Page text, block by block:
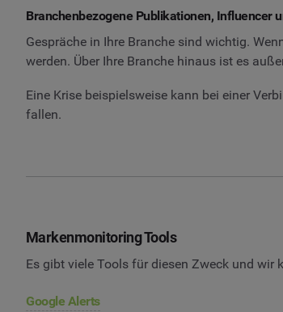
Branchenbezogene Publikationen, Influencer
Gespräche in Ihre Branche sind wichtig.
werden. Über Ihre Branche hinaus ist es
Eine Krise beispielsweise kann bei einer
fallen.
Markenmonitoring Tools
Es gibt viele Tools für diesen Zweck und
Google Alerts